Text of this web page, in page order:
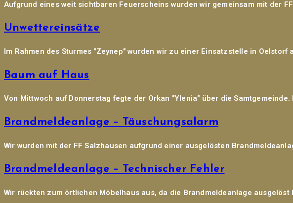
Aufgrund eines weit sichtbaren Feuerscheins wurden wir gemeinsam mit der
Unwettereinsätze
Im Rahmen des Sturmes "Zeynep" wurden wir zu einer Einsatzstelle in
Baum auf Haus
Von Mittwoch auf Donnerstag fegte der Orkan "Ylenia" über die
Brandmeldeanlage – Täuschungsalarm
Wir wurden mit der FF Salzhausen aufgrund einer ausgelösten
Brandmeldeanlage – Technischer Fehler
Wir rückten zum örtlichen Möbelhaus aus, da die Brandmeldeanlage